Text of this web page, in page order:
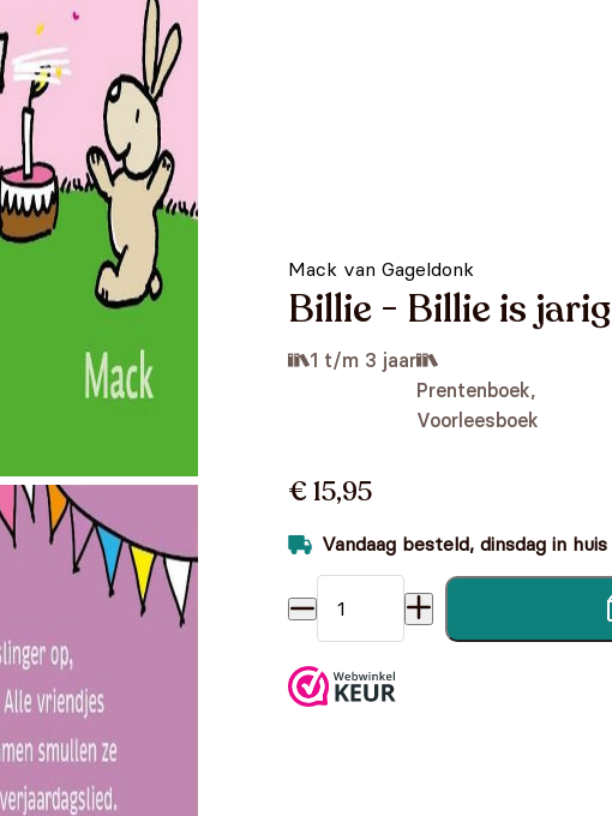
Mack van Gageldonk
Billie - Billie is jarig
1 t/m 3 jaar
Prentenboek,
Voorleesboek
€ 15,95
Vandaag besteld, dinsdag in huis
Billie - Billie is jarig aantal